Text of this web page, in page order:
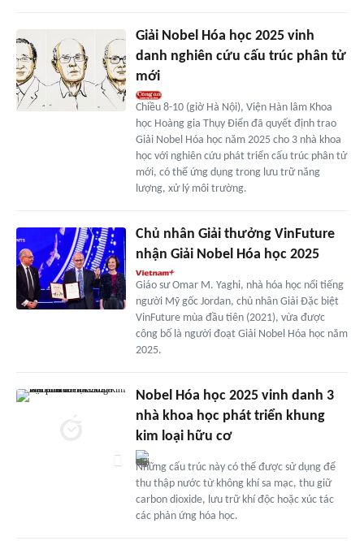
Giải Nobel Hóa học 2025 vinh
danh nghiên cứu cấu trúc phân tử
mới
Chiều 8-10 (giờ Hà Nội), Viện Hàn lâm Khoa
học Hoàng gia Thụy Điển đã quyết định trao
Giải Nobel Hóa học năm 2025 cho 3 nhà khoa
học với nghiên cứu phát triển cấu trúc phân tử
mới, có thể ứng dụng trong lưu trữ năng
lượng, xử lý môi trường.
Chủ nhân Giải thưởng VinFuture
nhận Giải Nobel Hóa học 2025
Giáo sư Omar M. Yaghi, nhà hóa học nổi tiếng
người Mỹ gốc Jordan, chủ nhân Giải Đặc biệt
VinFuture mùa đầu tiên (2021), vừa được
công bố là người đoạt Giải Nobel Hóa học năm
2025.
Nobel Hóa học 2025 vinh danh 3
nhà khoa học phát triển khung
kim loại hữu cơ
Những cấu trúc này có thể được sử dụng để
thu thập nước từ không khí sa mạc, thu giữ
carbon dioxide, lưu trữ khí độc hoặc xúc tác
các phản ứng hóa học.